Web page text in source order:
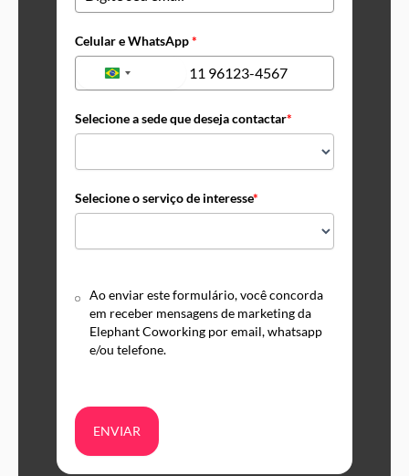
Celular e WhatsApp*
Brazil
Selecione a sede que deseja contactar*
Selecione o serviço de interesse*
Ao enviar este formulário, você concorda
em receber mensagens de marketing da
Elephant Coworking por email, whatsapp
e/ou telefone.
ENVIAR